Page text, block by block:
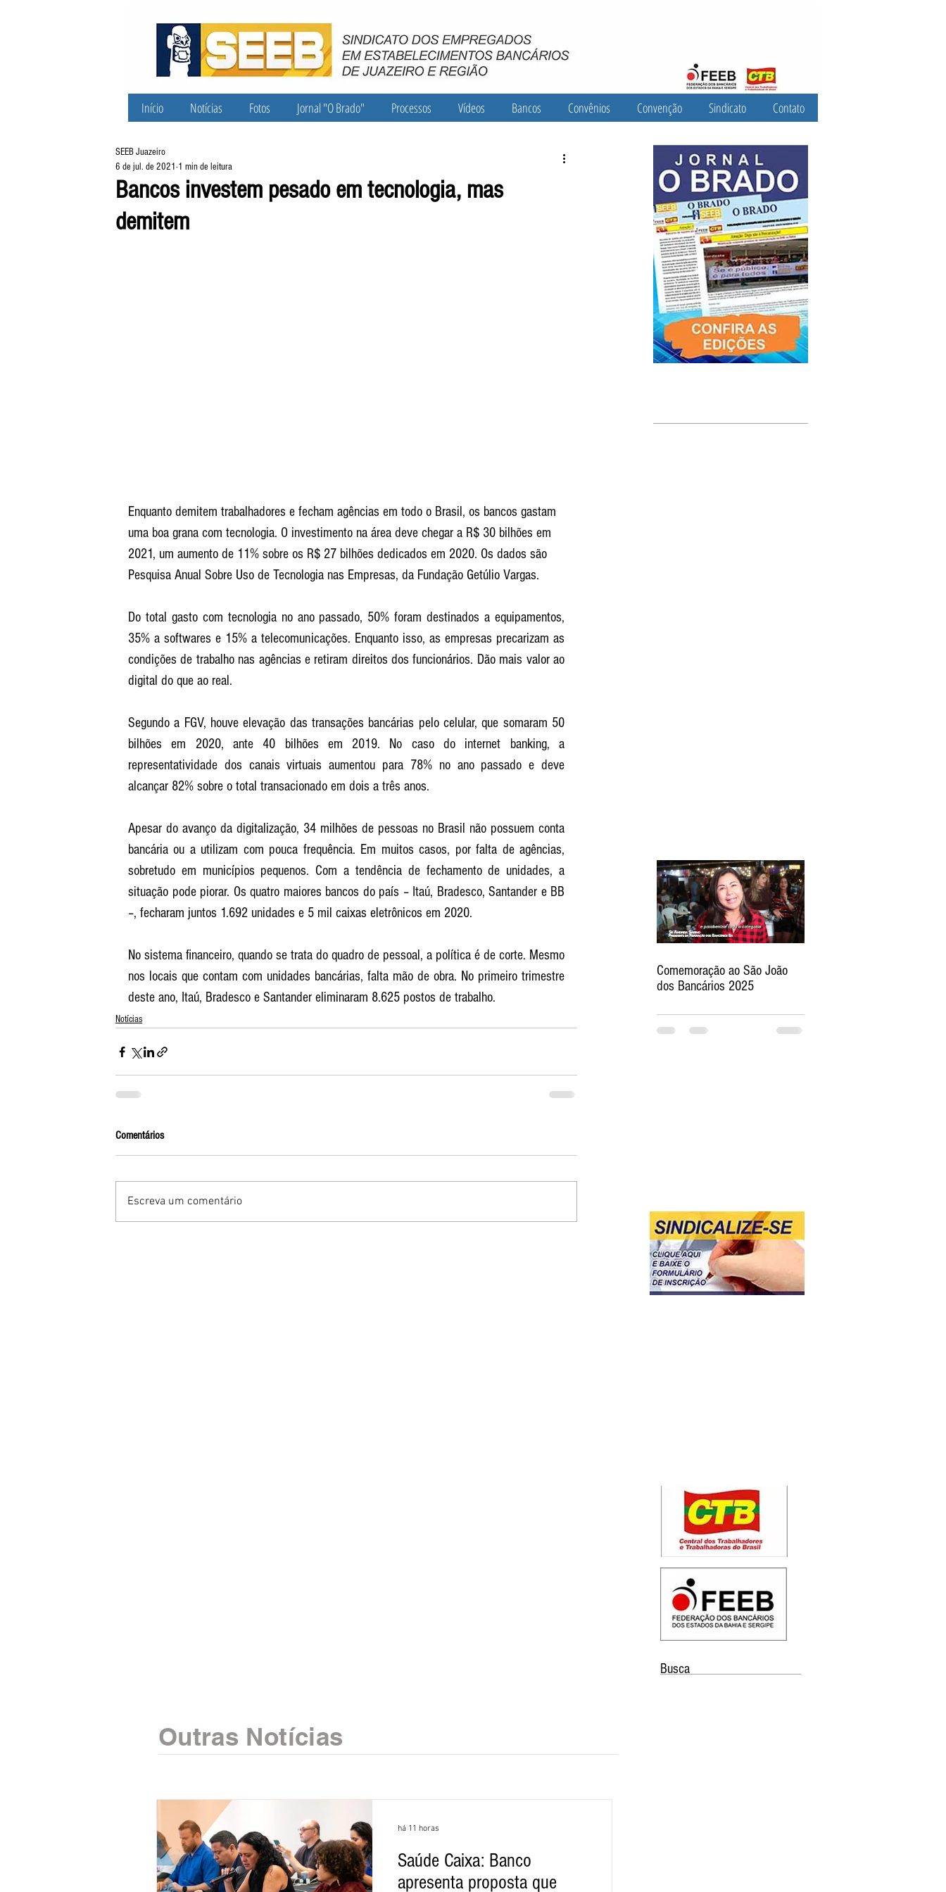
Início Notícias Fotos Jornal "O Brado" Processos Vídeos Bancos Convênios Convenção Sindicato Contato
Bancos investem pesado em tecnologia, mas
demitem
SEEB Juazeiro
6 de jul. de 2021 1 min de leitura
Enquanto demitem trabalhadores e fecham agências em todo o Brasil, os bancos gastam
uma boa grana com tecnologia. O investimento na área deve chegar a R$ 30 bilhões em
2021, um aumento de 11% sobre os R$ 27 bilhões dedicados em 2020. Os dados são
Pesquisa Anual Sobre Uso de Tecnologia nas Empresas, da Fundação Getúlio Vargas.
Do total gasto com tecnologia no ano passado, 50% foram destinados a equipamentos,
35% a softwares e 15% a telecomunicações. Enquanto isso, as empresas precarizam as
condições de trabalho nas agências e retiram direitos dos funcionários. Dão mais valor ao
digital do que ao real.
Segundo a FGV, houve elevação das transações bancárias pelo celular, que somaram 50
bilhões em 2020, ante 40 bilhões em 2019. No caso do internet banking, a
representatividade dos canais virtuais aumentou para 78% no ano passado e deve
alcançar 82% sobre o total transacionado em dois a três anos.
Apesar do avanço da digitalização, 34 milhões de pessoas no Brasil não possuem conta
bancária ou a utilizam com pouca frequência. Em muitos casos, por falta de agências,
sobretudo em municípios pequenos. Com a tendência de fechamento de unidades, a
situação pode piorar. Os quatro maiores bancos do país – Itaú, Bradesco, Santander e BB
–, fecharam juntos 1.692 unidades e 5 mil caixas eletrônicos em 2020.
No sistema financeiro, quando se trata do quadro de pessoal, a política é de corte. Mesmo
nos locais que contam com unidades bancárias, falta mão de obra. No primeiro trimestre
deste ano, Itaú, Bradesco e Santander eliminaram 8.625 postos de trabalho.
Notícias
Comentários
Escreva um comentário
Comemoração ao São João
dos Bancários 2025
Busca
Outras Notícias
Saúde Caixa: Banco
apresenta proposta que
há 11 horas